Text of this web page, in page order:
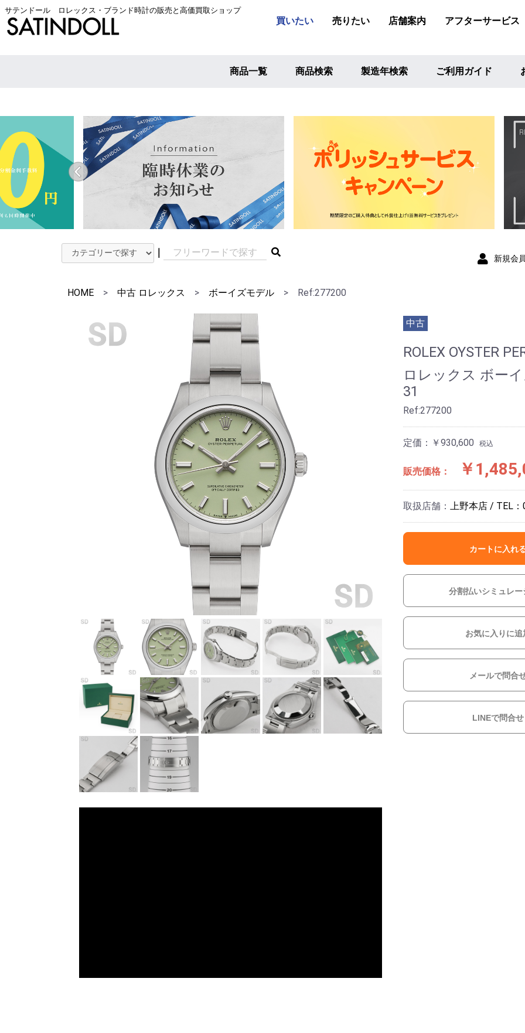
サテンドール ロレックス・ブランド時計の販売と高価買取ショップ
買いたい 売りたい 店舗案内 アフターサービス
商品一覧 商品検索 製造年検索 ご利用ガイド
｜
新規会
HOME > 中古 ロレックス > ボーイズモデル > Ref:277200
中古
ROLEX OYSTER
ロレックス ボー
31
Ref:277200
定価：￥930,600 税込
販売価格： ￥
取扱店舗： 上野本店 / TEL
カートに入れ
分割払いシミュレー
お気に入りに追
メールで問合
LINEで問合せ